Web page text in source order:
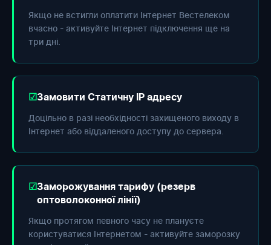
Якщо не встигли оплатити Інтернет Вестелеком
вчасно - активуйте Інтернет підключення ще на
три дні.
Замовити Статичну IP адресу
Доцільно в разі необхідності захищеного виходу в
Інтернет або віддаленого доступу до сервера.
Заморожування тарифу (резерв
оптоволоконної лінії)
Якщо протягом певного часу не плануєте
користуватися Інтернетом - активуйте заморозку